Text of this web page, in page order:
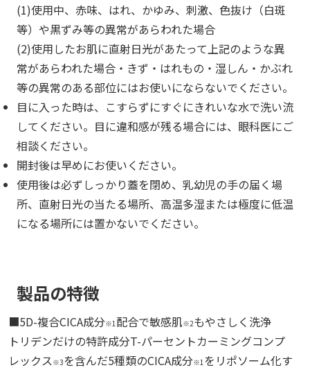
(1)使用中、赤味、はれ、かゆみ、刺激、色抜け（白斑
等）や黒ずみ等の異常があらわれた場合
(2)使用したお肌に直射日光があたって上記のような異
常があらわれた場合・きず・はれもの・湿しん・かぶれ
等の異常のある部位にはお使いにならないでください。
目に入った時は、こすらずにすぐにきれいな水で洗い流
してください。目に違和感が残る場合には、眼科医にご
相談ください。
開封後は早めにお使いください。
使用後は必ずしっかり蓋を閉め、乳幼児の手の届く場
所、直射日光の当たる場所、高温多湿または極度に低温
になる場所には置かないでください。
製品の特徴
■5D-複合CICA成分※1配合で敏感肌※2もやさしく洗浄
トリデンだけの特許成分T-パーセントカーミングコンプ
レックス※3を含んだ5種類のCICA成分※1をリポソーム化す